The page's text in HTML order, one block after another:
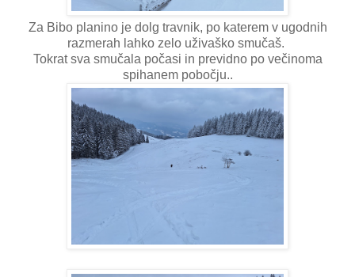
Za Bibo planino je dolg travnik, po katerem v ugodnih
razmerah lahko zelo uživaško smučaš.
Tokrat sva smučala počasi in previdno po večinoma
spihanem pobočju..